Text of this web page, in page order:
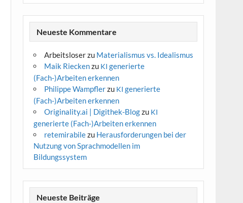
Neueste Kommentare
Arbeitsloserzu Materialismus vs. Idealismus
Maik Rieckenzu KI generierte
(Fach-)Arbeiten erkennen
Philippe Wampflerzu KI generierte
(Fach-)Arbeiten erkennen
Originality.ai | Digithek-Blogzu KI
generierte (Fach-)Arbeiten erkennen
retemirabilezu Herausforderungen bei der
Nutzung von Sprachmodellen im
Bildungssystem
Neueste Beiträge